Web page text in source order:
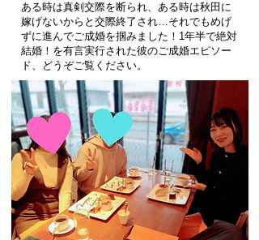
ある時は真剣交際を断られ、ある時は秋田に
嫁げないからと交際終了され…それでもめげ
ずに進んでご成婚を掴みました！1年半で絶対
結婚！を有言実行された彼のご成婚エピソー
ド、どうぞご覧ください。